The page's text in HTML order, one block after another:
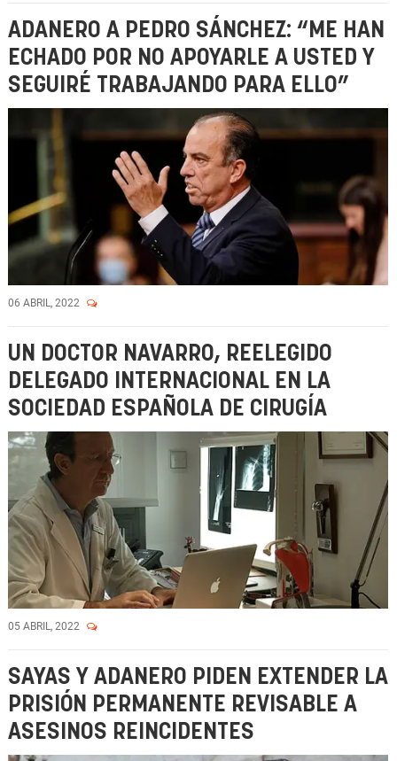
ADANERO A PEDRO SÁNCHEZ: “ME HAN
ECHADO POR NO APOYARLE A USTED Y
SEGUIRÉ TRABAJANDO PARA ELLO”
06 ABRIL, 2022
UN DOCTOR NAVARRO, REELEGIDO
DELEGADO INTERNACIONAL EN LA
SOCIEDAD ESPAÑOLA DE CIRUGÍA
05 ABRIL, 2022
SAYAS Y ADANERO PIDEN EXTENDER LA
PRISIÓN PERMANENTE REVISABLE A
ASESINOS REINCIDENTES